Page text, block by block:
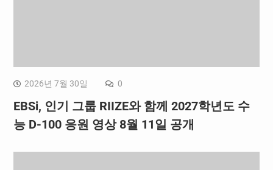
2026년 7월 30일 0
EBSi, 인기 그룹 RIIZE와 함께 2027학년도 수
능 D-100 응원 영상 8월 11일 공개